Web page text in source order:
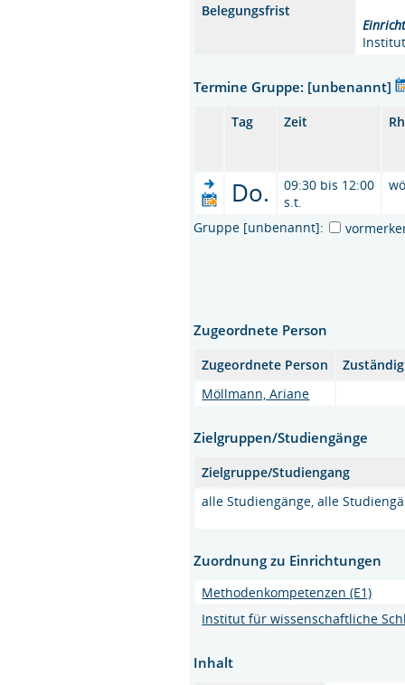
Belegungsfrist
Termine Gruppe: [unbenannt]
Tag Zeit
Do.
09:30 bis 12:00
s.t.
Gruppe [unbenannt]:
Zugeordnete Person
Zugeordnete Person
Möllmann, Ariane
Zielgruppen/Studiengänge
Zielgruppe/Studiengang
alle Studiengänge, alle
Zuordnung zu Einrichtungen
Methodenkompetenzen (E1)
Institut für wissenschaftliche
Inhalt